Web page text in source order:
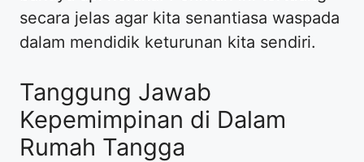
secara jelas agar kita senantiasa waspada
dalam mendidik keturunan kita sendiri.
Tanggung Jawab
Kepemimpinan di Dalam
Rumah Tangga